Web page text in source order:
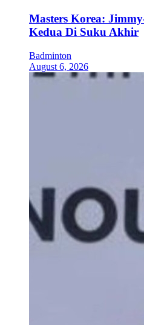
Masters Korea:
Kedua Di Suku Akhir
Badminton
August 6, 2026